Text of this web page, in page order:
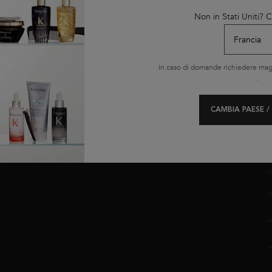
LE NOSTRE
OFFERTE
Black Friday
Cyber Monday
Routine
Non in Stati Uniti?
In caso di domande richiedere
.
CAMBIA PAESE /